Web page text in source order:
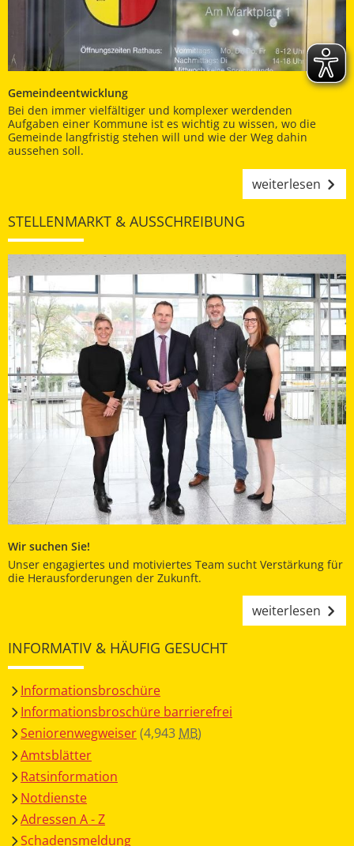
Gemeindeentwicklung
Bei den immer vielfältiger und komplexer werdenden
Aufgaben einer Kommune ist es wichtig zu wissen, wo die
Gemeinde langfristig stehen will und wie der Weg dahin
aussehen soll.
weiterlesen
STELLENMARKT & AUSSCHREIBUNG
Wir suchen Sie!
Unser engagiertes und motiviertes Team sucht Verstärkung für
die Herausforderungen der Zukunft.
weiterlesen
INFORMATIV & HÄUFIG GESUCHT
Informationsbroschüre
Informationsbroschüre barrierefrei
Seniorenwegweiser(4,943MB)
Amtsblätter
Ratsinformation
Notdienste
Adressen A - Z
Schadensmeldung